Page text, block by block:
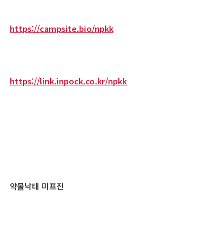
https://campsite.bio/npkk
https://link.inpock.co.kr/npkk
약물낙태 미프진